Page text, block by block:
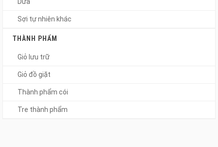
Sợi tự nhiên khác
THÀNH PHẨM
Giỏ lưu trữ
Giỏ đồ giặt
Thành phẩm cói
Tre thành phẩm